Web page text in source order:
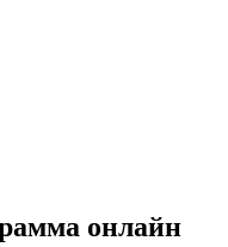
онлайн